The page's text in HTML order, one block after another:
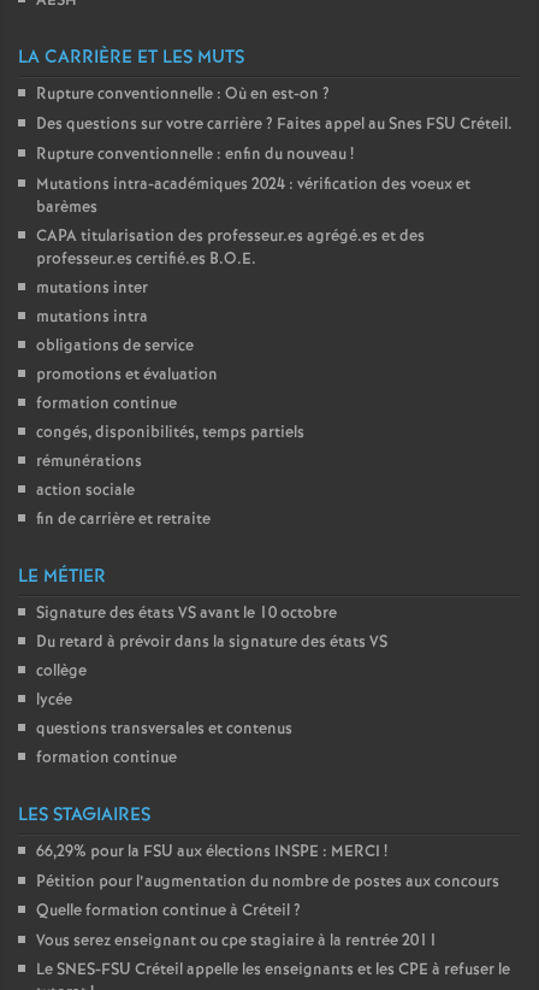
r
LA CARRIÈRE ET LES MUTS
Rupture conventionnelle : Où en est-on ?
Des questions sur votre carrière? Faites appel au Snes FSU Créteil.
Rupture conventionnelle : enfin du nouveau!
Mutations intra-académiques 2024 : vérification des voeux et
barèmes
CAPAtitularisation des professeur.es agrégé.es et des
professeur.es certifié.es B.O.E.
mutations inter
mutations intra
obligations de service
promotions et évaluation
formation continue
congés, disponibilités, temps partiels
rémunérations
action sociale
fin de carrière et retraite
LE MÉTIER
Signature des états VSavant le 10 octobre
Du retard à prévoir dans la signature des états VS
collège
lycée
questions transversales et contenus
formation continue
LES STAGIAIRES
66,29% pour la FSU aux élections INSPE : MERCI !
Pétition pour l’augmentation du nombre de postes aux concours
Quelle formation continue à Créteil?
Vous serez enseignant ou cpe stagiaire à la rentrée 2011
LeSNES-FSU Créteil appelle les enseignants et les CPE à refuser le